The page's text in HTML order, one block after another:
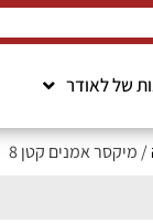
של לאודר
/ מיקסר אמנים קטן 8